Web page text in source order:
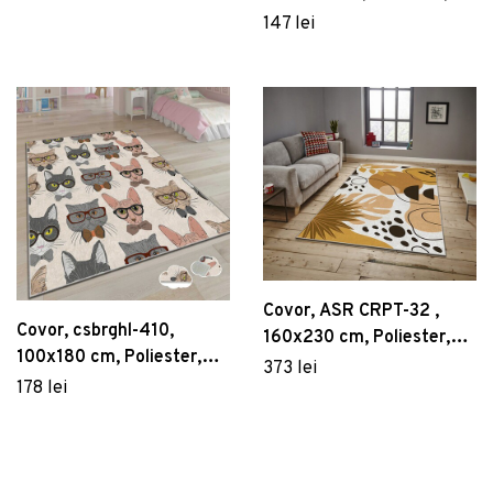
Multicolor
147 lei
Covor, csbrghl-410,
100x180 cm, Poliester,
Multicolor
178 lei
Covor, ASR CRPT-32 ,
160x230 cm, Poliester,
Multicolor
373 lei